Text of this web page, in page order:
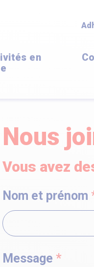
en
Nous
Vous avez
Nom et prénom
Message *